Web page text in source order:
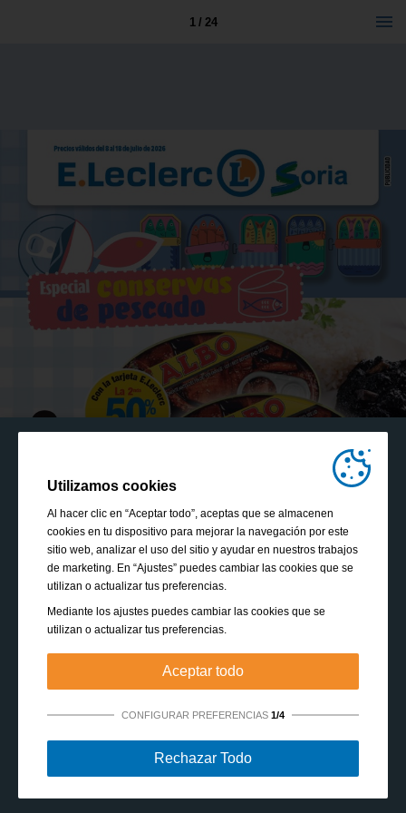
1 / 24
VER TODOS LOS FOLLETOS
Utilizamos cookies
Al hacer clic en “Aceptar todo”, aceptas que se almacenen
cookies en tu dispositivo para mejorar la navegación por este
sitio web, analizar el uso del sitio y ayudar en nuestros trabajos
de marketing. En “Ajustes” puedes cambiar las cookies que se
utilizan o actualizar tus preferencias.
Mediante los ajustes puedes cambiar las cookies que se
utilizan o actualizar tus preferencias.
Aceptar todo
CONFIGURAR PREFERENCIAS 1/4
Estrictamente necesarias:
Estas cookies son esenciales
Rechazar Todo